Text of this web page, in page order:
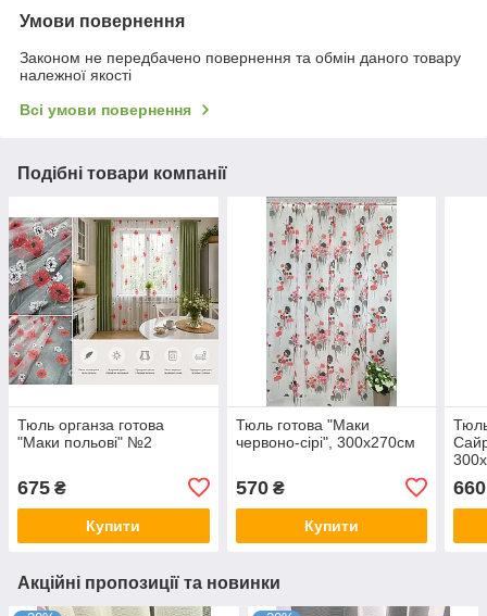
Умови повернення
Законом не передбачено повернення та обмін даного товару
належної якості
Всі умови повернення
Подібні товари компанії
Тюль органза готова
"Маки польові" №2
675 ₴
Купити
Тюль готова "Маки
червоно-сірі", 300х270см
570₴
Купити
660
Акційні пропозиції та новинки